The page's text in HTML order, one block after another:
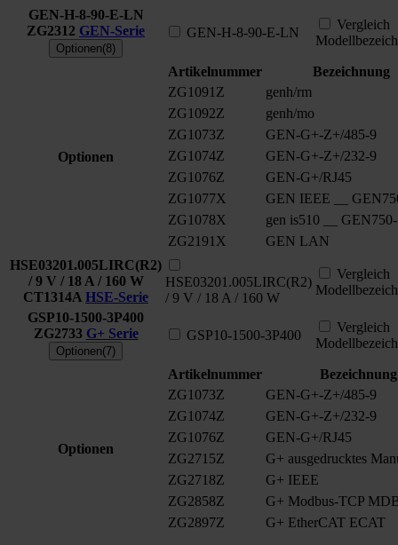
GEN-H-8-90-E-LN
ZG2312 GEN-Serie
Optionen(8)
GEN-H-8-90-E-LN
Vergleich
Optionen
Artikelnummer
Bezeichnung
ZG1091Z
genh/rm
ZG1092Z
genh/mo
ZG1073Z
GEN-G+-Z+/485-9
ZG1074Z
GEN-G+-Z+/232-9
ZG1076Z
GEN-G+/RJ45
ZG1077X
GEN IEEE __
ZG1078X
gen is510 __
ZG2191X
GEN LAN
HSE03201.005LIRC(R2)
/ 9 V / 18 A / 160 W
CT1314A HSE-Serie
HSE03201.005LIRC(R2)
/ 9 V / 18 A / 160 W
Vergleich
GSP10-1500-3P400
ZG2733 G+ Serie
Optionen(7)
GSP10-1500-3P400
Vergleich
Optionen
Artikelnummer
Bezeichnung
ZG1073Z
GEN-G+-Z+/485-9
ZG1074Z
GEN-G+-Z+/232-9
ZG1076Z
GEN-G+/RJ45
ZG2715Z
G+ ausgedrucktes
ZG2718Z
G+ IEEE
ZG2858Z
G+ Modbus-TCP
ZG2897Z
G+ EtherCAT ECAT